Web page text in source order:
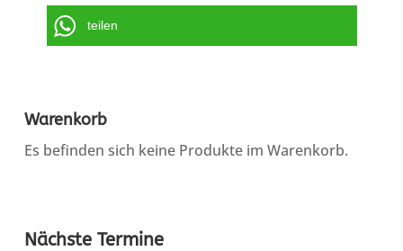
teilen
Warenkorb
Es befinden sich keine Produkte im Warenkorb.
Nächste Termine